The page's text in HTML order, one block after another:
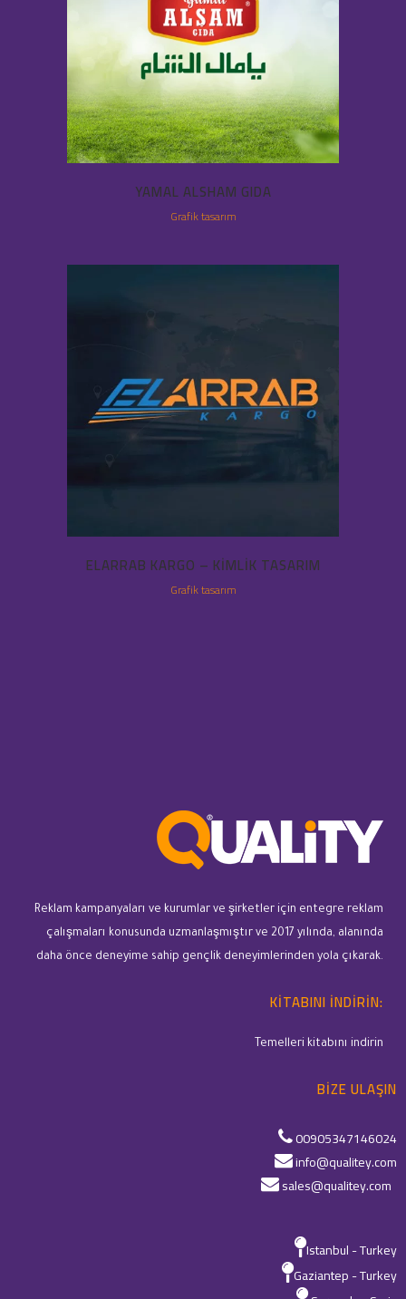
YAMAL ALSHAM GIDA
Grafik tasarım
ELARRAB KARGO – KIMLIK TASARIM
Grafik tasarım
Reklam kampanyaları ve kurumlar ve şirketler için entegre reklam
çalışmaları konusunda uzmanlaşmıştır ve 2017 yılında, alanında
daha önce deneyime sahip gençlik deneyimlerinden yola çıkarak.
KITABINI INDIRIN:
Temelleri kitabını indirin
BIZE ULAŞIN
00905347146024
info@qualitey.com
sales@qualitey.com
Istanbul - Turkey
Gaziantep - Turkey